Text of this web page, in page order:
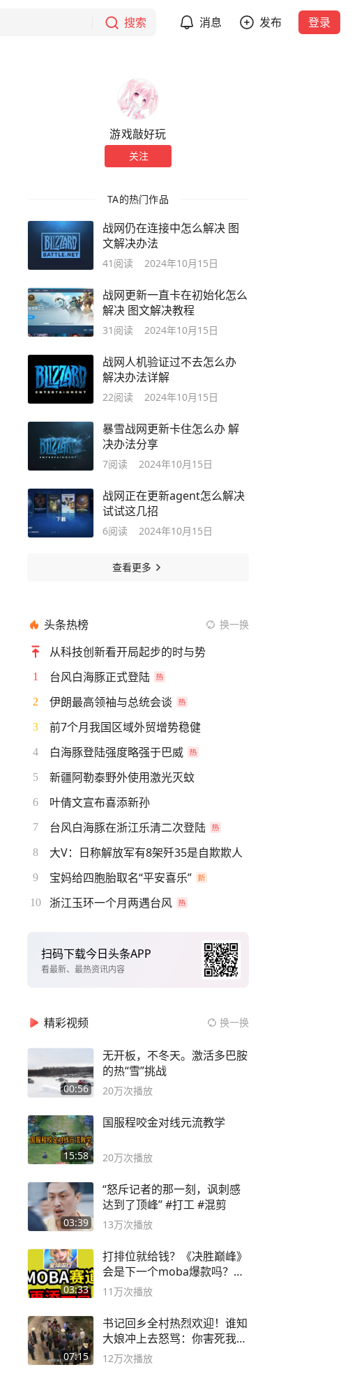
搜索 消息 发布 登录
游戏敲好玩
关注
TA的热门作品
战网仍在连接中怎么解决 图
文解决办法
41 阅读 2024年10月15日
战网更新一直卡在初始化怎么
解决 图文解决教程
31 阅读 2024年10月15日
战网人机验证过不去怎么办
解决办法详解
22阅读 2024年10月15日
暴雪战网更新卡住怎么办 解
决办法分享
7阅读 2024年10月15日
战网正在更新agent怎么解决
试试这几招
6阅读 2024年10月15日
查看更多
头条热榜 换一换
从科技创新看开局起步的时与势
1 台风白海豚正式登陆
2 伊朗最高领袖与总统会谈
3 前7个月我国区域外贸增势稳健
4 白海豚登陆强度略强于巴威
5 新疆阿勒泰野外使用激光灭蚊
6 叶倩文宣布喜添新孙
7 台风白海豚在浙江乐清二次登陆
8 大V：日称解放军有8架歼35是自欺欺人
9 宝妈给四胞胎取名“平安喜乐”
10 浙江玉环一个月两遇台风
扫码下载今日头条APP
看最新、最热资讯内容
精彩视频 换一换
00:56
无开板，不冬天。激活多巴胺
的热“雪”挑战
20万次播放
15:58
国服程咬金对线元流教学
20万次播放
03:39
“怒斥记者的那一刻，讽刺感
达到了顶峰” #打工 #混剪
13万次播放
03:33
打排位就给钱？《决胜巅峰》
会是下一个moba爆款吗？#
决胜巅峰
11万次播放
07:15
书记回乡全村热烈欢迎！谁知
大娘冲上去怒骂：你害死我儿
子
12万次播放